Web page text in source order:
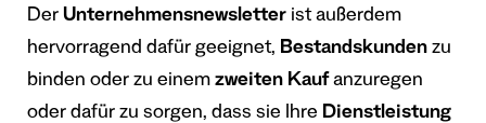
Der Unternehmensnewsletter ist außerdem
hervorragend dafür geeignet, Bestandskunden zu
binden oder zu einem zweiten Kaufanzuregen
oder dafür zu sorgen, dass sie Ihre Dienstleistung